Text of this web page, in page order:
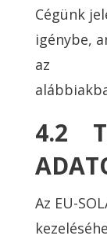
Cégünk
igénybe,
az
4.2
Az EU-